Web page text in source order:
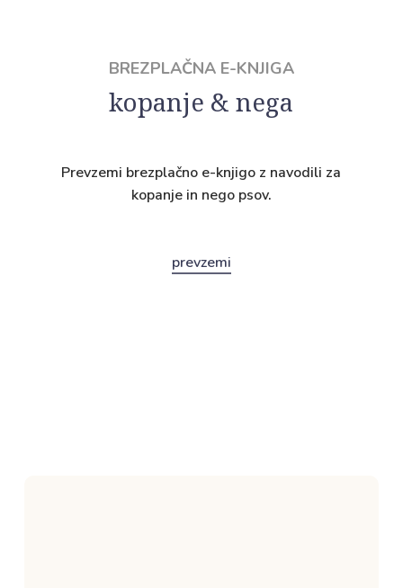
BREZPLAČNA E-KNJIGA
kopanje & nega
Prevzemi brezplačno e-knjigo z navodili za
kopanje in nego psov.
prevzemi